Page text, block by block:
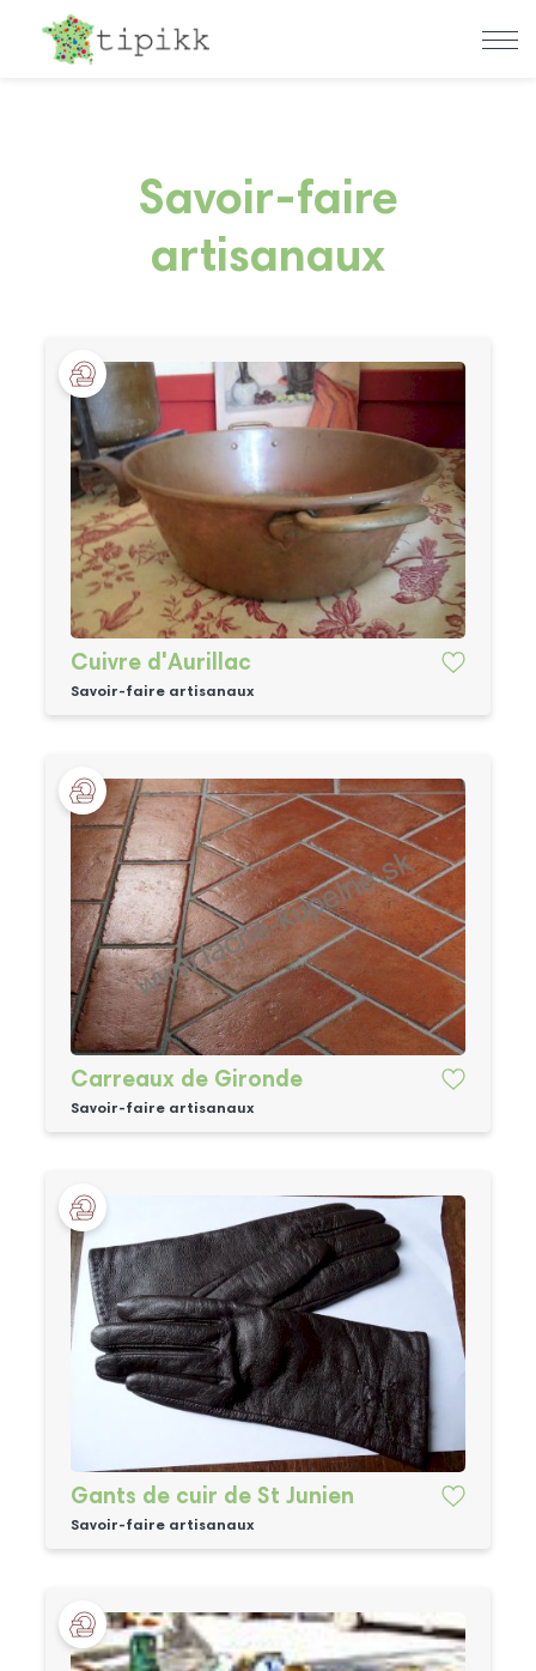
Savoir-faire
artisanaux
Cuivre d'Aurillac
Savoir-faire artisanaux
Carreaux de Gironde
Savoir-faire artisanaux
Gants de cuir de St Junien
Savoir-faire artisanaux